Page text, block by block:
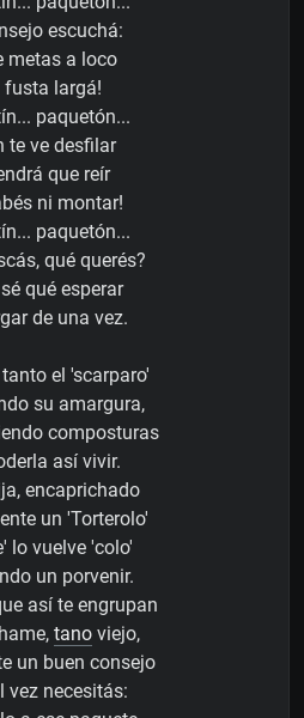
escuchá:
metas a loco
fusta largá!
paquetón...
te ve desfilar
que reír
ni montar!
paquetón...
qué querés?
qué esperar
de una vez.
el 'scarparo'
su amargura,
composturas
así vivir.
encaprichado
un 'Torterolo'
lo vuelve 'colo'
un porvenir.
así te engrupan
tano viejo,
un buen consejo
vez necesitás: